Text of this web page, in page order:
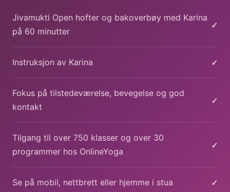
Jivamukti Open hofter og bakoverbøy med Karina
på 60 minutter
✓
Instruksjon av Karina ✓
Fokus på tilstedeværelse, bevegelse og god
kontakt
✓
Tilgang til over 750 klasser og over 30
programmer hos OnlineYoga
✓
Se på mobil, nettbrett eller hjemme i stua ✓